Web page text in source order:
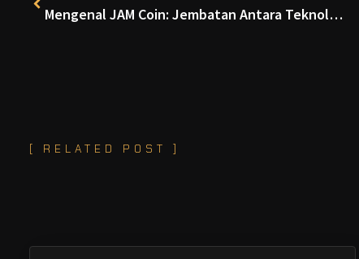
Mengenal JAM Coin: Jembatan Antara Teknologi Blockchain dan Ekonomi Riil Masyarakat
[ RELATED POST ]